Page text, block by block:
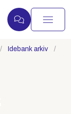
Idebank arkiv